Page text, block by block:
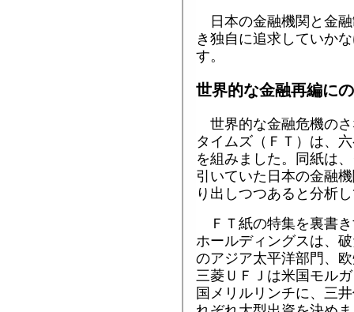
日本の金融機関と金
き独自に追求していか
す。
世界的な金融再編に
世界的な金融危機の
タイムズ（ＦＴ）は、
を組みました。同紙は
引いていた日本の金融
り出しつつあると分析
ＦＴ紙の特集を裏書
ホールディングスは、
のアジア太平洋部門、
三菱ＵＦＪは米国モル
国メリルリンチに、三